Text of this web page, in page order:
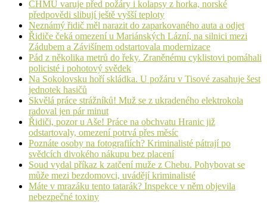
ČHMÚ varuje před požáry i kolapsy z horka, norské
předpovědi slibují ještě vyšší teploty
Neznámý řidič měl narazit do zaparkovaného auta a odjet
Řidiče čeká omezení u Mariánských Lázní, na silnici mezi
Zádubem a Závišínem odstartovala modernizace
Pád z několika metrů do řeky. Zraněnému cyklistovi pomáhali
policisté i pohotový svědek
Na Sokolovsku hoří skládka. U požáru v Tisové zasahuje šest
jednotek hasičů
Skvělá práce strážníků! Muž se z ukradeného elektrokola
radoval jen pár minut
Řidiči, pozor u Aše! Práce na obchvatu Hranic již
odstartovaly, omezení potrvá přes měsíc
Poznáte osoby na fotografiích? Kriminalisté pátrají po
svědcích divokého nákupu bez placení
Soud vydal příkaz k zatčení muže z Chebu. Pohybovat se
může mezi bezdomovci, uvádějí kriminalisté
Máte v mrazáku tento tatarák? Inspekce v něm objevila
nebezpečné toxiny